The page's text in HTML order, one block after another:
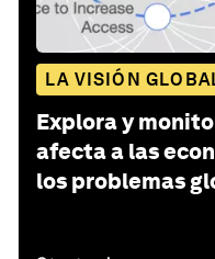
LA VISIÓN
Explora y
afecta a las
los problemas